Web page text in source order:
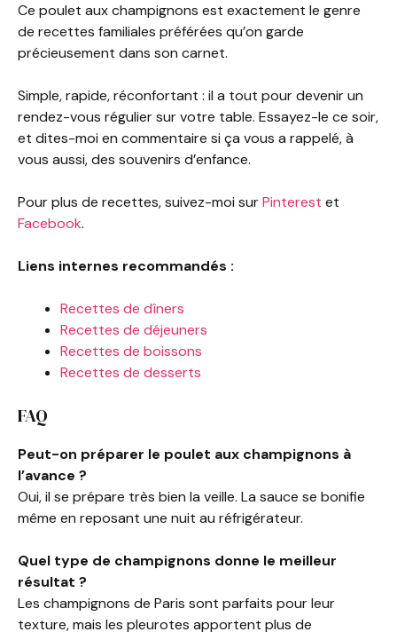
Ce poulet aux champignons est exactement le genre
de recettes familiales préférées qu’on garde
précieusement dans son carnet.
Simple, rapide, réconfortant : il a tout pour devenir un
rendez-vous régulier sur votre table. Essayez-le ce soir,
et dites-moi en commentaire si ça vous a rappelé, à
vous aussi, des souvenirs d’enfance.
Pour plus de recettes, suivez-moi surPinterest et
Facebook.
Liens internes recommandés :
Recettes de dîners
Recettes de déjeuners
Recettes de boissons
Recettes de desserts
FAQ
Peut-on préparer le poulet aux champignons à
l’avance ?
Oui, il se prépare très bien la veille. La sauce se bonifie
même en reposant une nuit au réfrigérateur.
Quel type de champignons donne le meilleur
résultat ?
Les champignons de Paris sont parfaits pour leur
texture, mais les pleurotes apportent plus de